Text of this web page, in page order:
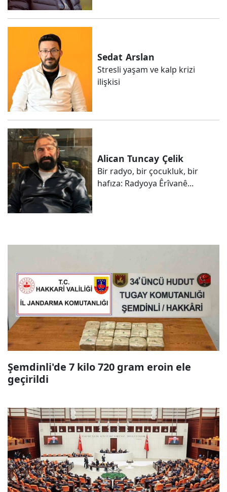
Sedat Arslan
Stresli yaşam ve kalp krizi
ilişkisi
Alican Tuncay Çelik
Bir radyo, bir çocukluk, bir
hafıza: Radyoya Êrîvanê...
Şemdinli'de 7 kilo 720 gram eroin ele
geçirildi